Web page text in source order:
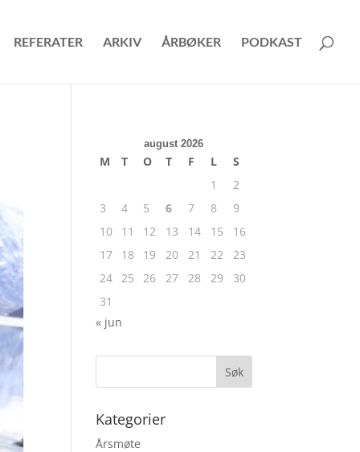
REFERATER ARKIV ÅRBØKER PODKAST
august 2026
M T O T F L
S
1
2
3
4 5 6 7 8
9
10
11 12 13 14 15
16
17
18 19 20 21 22
23
24 25 26 27 28 29
30
31
« jun
Kategorier
Årsmøte